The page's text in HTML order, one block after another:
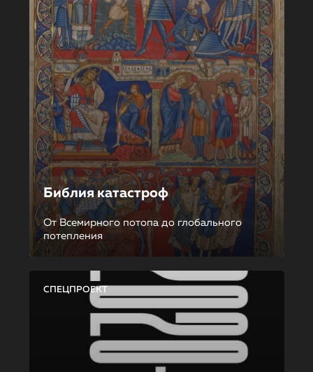
Библия катастроф
От Всемирного потопа до глобального
потепления
СПЕЦПРОЕКТ